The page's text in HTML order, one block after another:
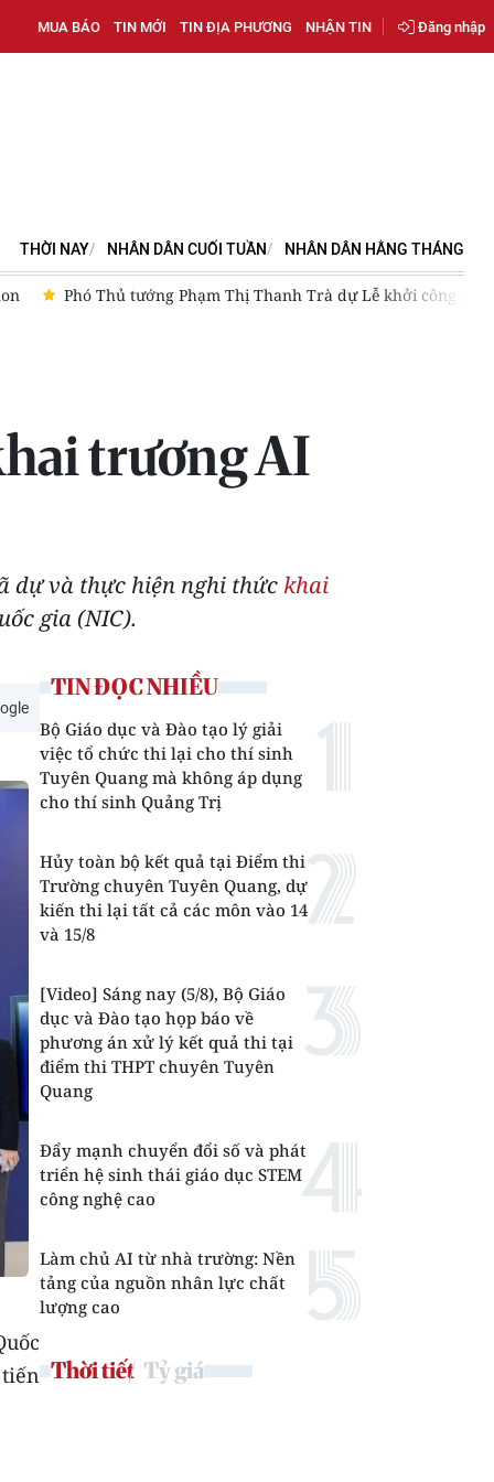
MUA BÁO TIN MỚI TIN ĐỊA PHƯƠNG NHẬN TIN Đăng nhập
THỜI NAY NHÂN DÂN CUỐI TUẦN NHÂN DÂN HẰNG THÁNG
xây dựng trường trung học phổ thông ở Nghệ An Học viện
trương AI
dự và thực hiện nghi thức khai
gia (NIC).
TIN ĐỌC NHIỀU
Bộ Giáo dục và Đào tạo lý giải
việc tổ chức thi lại cho thí sinh
Tuyên Quang mà không áp dụng
cho thí sinh Quảng Trị
Hủy toàn bộ kết quả tại Điểm thi
Trường chuyên Tuyên Quang, dự
kiến thi lại tất cả các môn vào 14
và 15/8
[Video] Sáng nay (5/8), Bộ Giáo
dục và Đào tạo họp báo về
phương án xử lý kết quả thi tại
điểm thi THPT chuyên Tuyên
Quang
Đẩy mạnh chuyển đổi số và phát
triển hệ sinh thái giáo dục STEM
công nghệ cao
Làm chủ AI từ nhà trường: Nền
tảng của nguồn nhân lực chất
lượng cao
Thời tiết Tỷ giá